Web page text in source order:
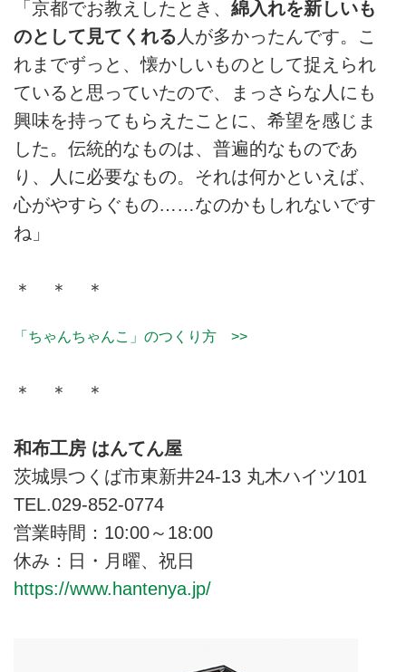
「京都でお教えしたとき、 綿入れを新しいも
のとして見てくれる 人が多かったんです。こ
れまでずっと、懐かしいものとして捉えられ
ていると思っていたので、まっさらな人にも
興味を持ってもらえたことに、希望を感じま
した。伝統的なものは、普遍的なものであ
り、人に必要なもの。それは何かといえば、
心がやすらぐもの……なのかもしれないです
ね」
＊ ＊ ＊
「ちゃんちゃんこ」のつくり方 >>
＊ ＊ ＊
和布工房 はんてん屋
茨城県つくば市東新井24-13 丸木ハイツ101
TEL.029-852-0774
営業時間：10:00～18:00
休み：日・月曜、祝日
https://www.hantenya.jp/